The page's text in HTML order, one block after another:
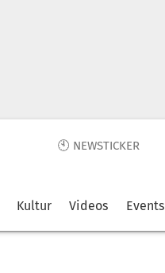
🕙 NEWSTICKER
Kultur Videos Events